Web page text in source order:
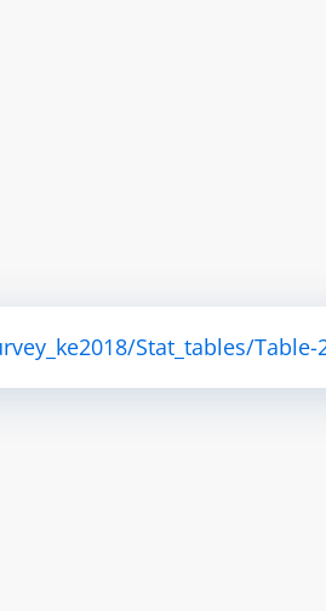
Stat_tables/Table-